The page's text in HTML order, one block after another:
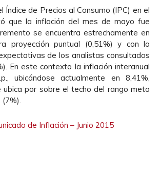
Índice de Precios al Consumo (IPC) en el
que la inflación del mes de mayo fue
se encuentra estrechamente en
proyección puntual (0,51%) y con la
de los analistas consultados
En este contexto la inflación interanual
ubicándose actualmente en 8,41%,
ubica por sobre el techo del rango meta
de Inflación – Junio 2015